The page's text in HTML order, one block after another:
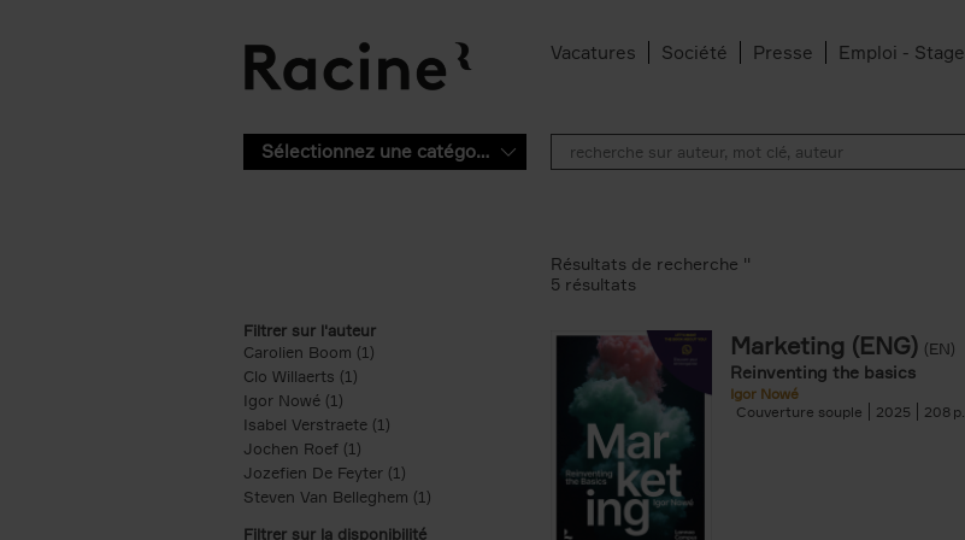
Vacatures Société Presse Emploi - Stage
Sélectionnez une catégorie
Filtrer sur l'auteur
Carolien Boom (1)
Clo Willaerts (1)
Igor Nowé (1)
Isabel Verstraete (1) Apply Isabel Verstraete filter
Jochen Roef (1)
Jozefien De Feyter (1) Apply Jozefien De Feyter filter
Steven Van Belleghem (1) Apply Steven Van Belleghem filter
Filtrer sur la disponibilité
Résultats de recherche ''
5 résultats
Marketing (ENG) (EN)
Reinventing the basics
Igor Nowé
Couverture souple
2025 208